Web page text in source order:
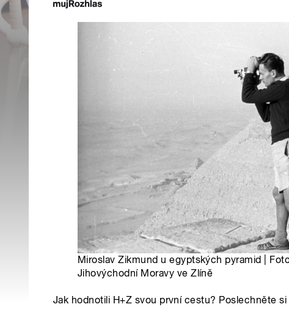
Miroslav Zikmund u egyptských pyramid |
Jihovýchodní Moravy ve Zlíně
Jak hodnotili H+Z svou první cestu? Poslechněte si